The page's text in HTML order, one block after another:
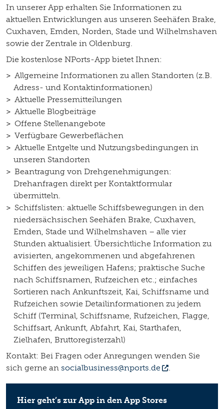
In unserer App erhalten Sie Informationen zu
aktuellen Entwicklungen aus unseren Seehäfen Brake,
Cuxhaven, Emden, Norden, Stade und Wilhelmshaven
sowie der Zentrale in Oldenburg.
Die kostenlose NPorts-App bietet Ihnen:
Allgemeine Informationen zu allen Standorten (z.B.
Adress- und Kontaktinformationen)
Aktuelle Pressemitteilungen
Aktuelle Blogbeiträge
Offene Stellenangebote
Verfügbare Gewerbeflächen
Aktuelle Entgelte und Nutzungsbedingungen in
unseren Standorten
Beantragung von Drehgenehmigungen:
Drehanfragen direkt per Kontaktformular
übermitteln.
Schiffslisten: aktuelle Schiffsbewegungen in den
niedersächsischen Seehäfen Brake, Cuxhaven,
Emden, Stade und Wilhelmshaven – alle vier
Stunden aktualisiert. Übersichtliche Information zu
avisierten, angekommenen und abgefahrenen
Schiffen des jeweiligen Hafens; praktische Suche
nach Schiffsnamen, Rufzeichen etc.; einfaches
Sortieren nach Ankunftszeit, Kai, Schiffsname und
Rufzeichen sowie Detailinformationen zu jedem
Schiff (Terminal, Schiffsname, Rufzeichen, Flagge,
Schiffsart, Ankunft, Abfahrt, Kai, Starthafen,
Zielhafen, Bruttoregisterzahl)
Kontakt: Bei Fragen oder Anregungen wenden Sie
sich gerne an socialbusiness@nports.de .
Hier geht’s zur App in den App Stores